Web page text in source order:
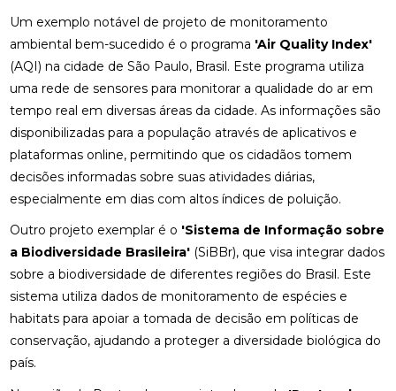
Um exemplo notável de projeto de monitoramento
ambiental bem-sucedido é o programa 'Air Quality Index'
(AQI) na cidade de São Paulo, Brasil. Este programa utiliza
uma rede de sensores para monitorar a qualidade do ar em
tempo real em diversas áreas da cidade. As informações são
disponibilizadas para a população através de aplicativos e
plataformas online, permitindo que os cidadãos tomem
decisões informadas sobre suas atividades diárias,
especialmente em dias com altos índices de poluição.
Outro projeto exemplar é o 'Sistema de Informação sobre
a Biodiversidade Brasileira'(SiBBr), que visa integrar dados
sobre a biodiversidade de diferentes regiões do Brasil. Este
sistema utiliza dados de monitoramento de espécies e
habitats para apoiar a tomada de decisão em políticas de
conservação, ajudando a proteger a diversidade biológica do
país.